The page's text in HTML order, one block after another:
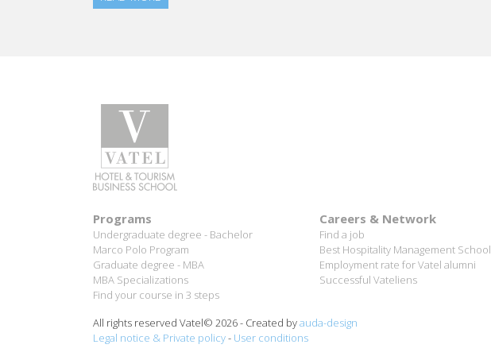
Programs
Undergraduate degree - Bachelor
Marco Polo Program
Graduate degree - MBA
MBA Specializations
Find your course in 3 steps
Careers & Network
Find a job
Best Hospitality Management School
Employment rate for Vatel alumni
Successful Vateliens
All rights reserved Vatel© 2026 - Created byauda-design
Legal notice & Private policy- User conditions